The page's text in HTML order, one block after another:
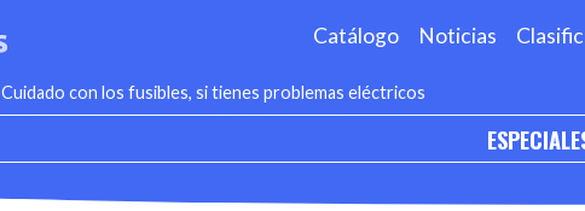
Catálogo Noticias
Cuidado con los fusibles, si tienes problemas eléctricos